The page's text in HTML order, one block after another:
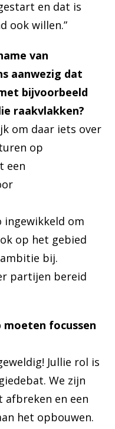
en dat is
ook willen.”
van
aanwezig dat
bijvoorbeeld
raakvlakken?
om daar iets over
op
een
ingewikkeld om
op het gebied
bij.
partijen bereid
moeten focussen
Jullie rol is
We zijn
afbreken en een
het opbouwen.